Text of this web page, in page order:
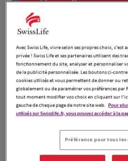
Votre agence Swiss Life à Aire
partenaire de confiance pour
Située à Aire Sur L Adour, notre
Avec Swiss Life, vivre selon ses propres choix, c’est
privée ! Swiss Life et ses partenaires utilisent des
fonctionnement du site, analyser et personnaliser
de la publicité personnalisée. Les boutons ci-
cookies utilisés et vous permettent de donner ou
globalement ou de paramétrer vos préférences par
tout moment modifier vos choix en cliquant sur
gauche de chaque page de notre site web. Pour
utilisés sur Swisslife.fr, vous pouvez accéder à la
Préférence pour tous les